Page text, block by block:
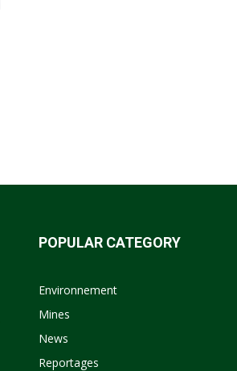
POPULAR CATEGORY
Environnement
Mines
News
Reportages